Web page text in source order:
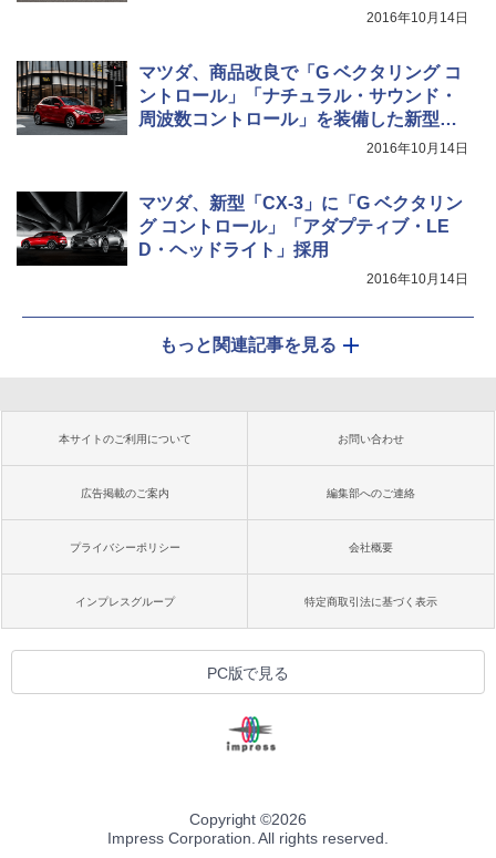
2016年10月14日
マツダ、商品改良で「G ベクタリング コ
ントロール」「ナチュラル・サウンド・
周波数コントロール」を装備した新型
2016年10月14日
マツダ、新型「CX-3」に「G ベクタリン
グ コントロール」「アダプティブ・LE
D・ヘッドライト」採用
2016年10月14日
もっと関連記事を見る
本サイトのご利用について お問い合わせ
広告掲載のご案内 編集部へのご連絡
プライバシーポリシー 会社概要
インプレスグループ 特定商取引法に基づく表示
PC版で見る
Copyright ©2026
Impress Corporation. All rights reserved.